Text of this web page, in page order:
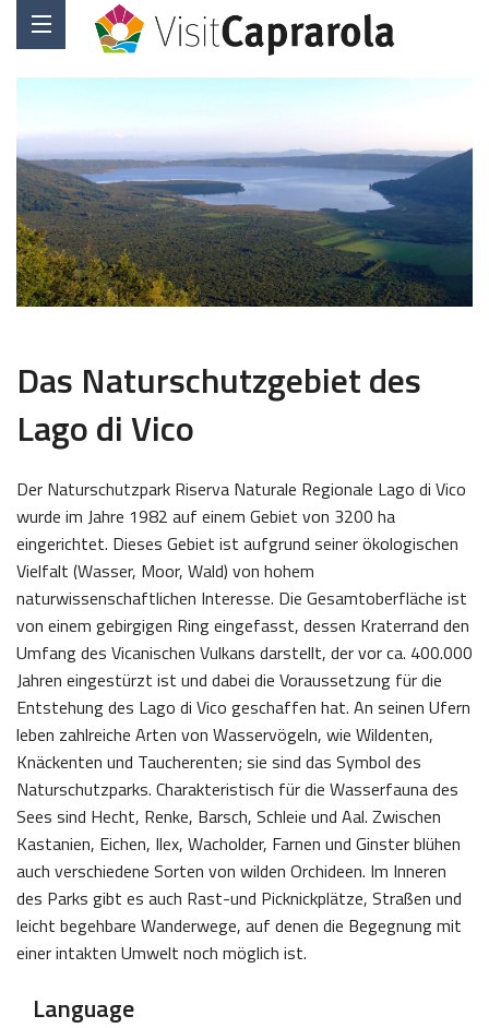
Das Naturschutzgebiet des
Lago di Vico
Der Naturschutzpark Riserva Naturale Regionale Lago di Vico
wurde im Jahre 1982 auf einem Gebiet von 3200 ha
eingerichtet. Dieses Gebiet ist aufgrund seiner ökologischen
Vielfalt (Wasser, Moor, Wald) von hohem
naturwissenschaftlichen Interesse. Die Gesamtoberfläche ist
von einem gebirgigen Ring eingefasst, dessen Kraterrand den
Umfang des Vicanischen Vulkans darstellt, der vor ca. 400.000
Jahren eingestürzt ist und dabei die Voraussetzung für die
Entstehung des Lago di Vico geschaffen hat. An seinen Ufern
leben zahlreiche Arten von Wasservögeln, wie Wildenten,
Knäckenten und Taucherenten; sie sind das Symbol des
Naturschutzparks. Charakteristisch für die Wasserfauna des
Sees sind Hecht, Renke, Barsch, Schleie und Aal. Zwischen
Kastanien, Eichen, Ilex, Wacholder, Farnen und Ginster blühen
auch verschiedene Sorten von wilden Orchideen. Im Inneren
des Parks gibt es auch Rast-und Picknickplätze, Straßen und
leicht begehbare Wanderwege, auf denen die Begegnung mit
einer intakten Umwelt noch möglich ist.
Language